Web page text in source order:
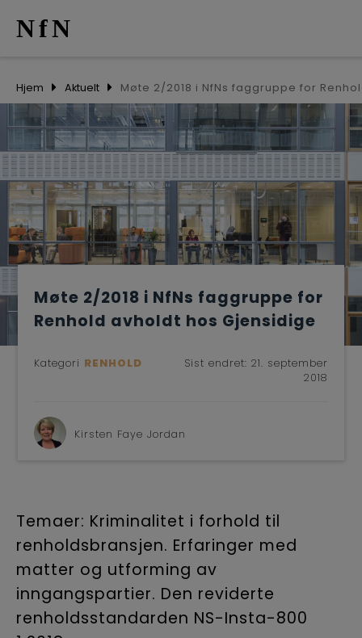
AKTUELT
NETTVERK
OM OSS
NfN
Hjem Aktuelt
Møte 2/2018 i NfNs faggruppe for
Renhold avholdt hos Gjensidige
Kategori RENHOLD Sist endret: 21. september
2018
Kirsten Faye Jordan
Temaer: Kriminalitet i forhold til
renholdsbransjen. Erfaringer med
matter og utforming av
inngangspartier. Den reviderte
renholdsstandarden NS-Insta-800